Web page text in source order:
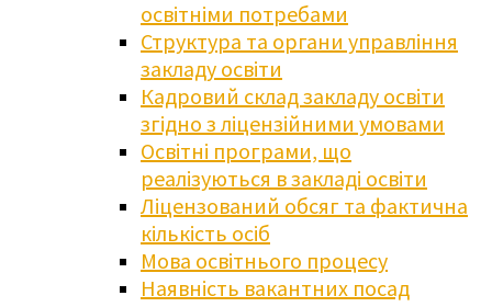
освітніми потребами
Структура та органи управління
закладу освіти
Кадровий склад закладу освіти
згідно з ліцензійними умовами
Освітні програми, що
реалізуються в закладі освіти
Ліцензований обсяг та фактична
кількість осіб
Мова освітнього процесу
Наявність вакантних посад